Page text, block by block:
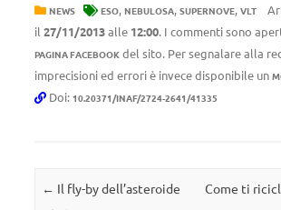
NEWS ESO, NEBULOSA, SUPERNOVE, VLT
il 27/11/2013alle 12:00. I commenti sono
PAGINA FACEBOOK del sito. Per segnalare alla
imprecisioni ed errori è invece disponibile un
Doi: 10.20371/INAF/2724-2641/41335
Navigazione articolo
← Il fly-by dell’asteroide
Come ti